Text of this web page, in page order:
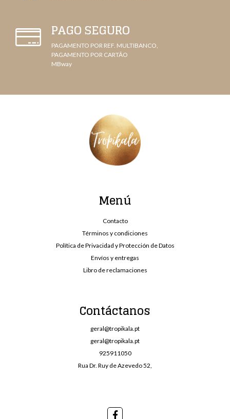
PAGO SEGURO
PAGAMENTO POR REF. MULTIBANCO,
PAGAMENTO POR CARTÃO
MBway
Menú
Contacto
Términos y condiciones
Política de Privacidad y Protección de Datos
Envíos y entregas
Libro de reclamaciones
Contáctanos
geral@tropikala.pt
geral@tropikala.pt
925911050
Rua Dr. Ruy de Azevedo 52,